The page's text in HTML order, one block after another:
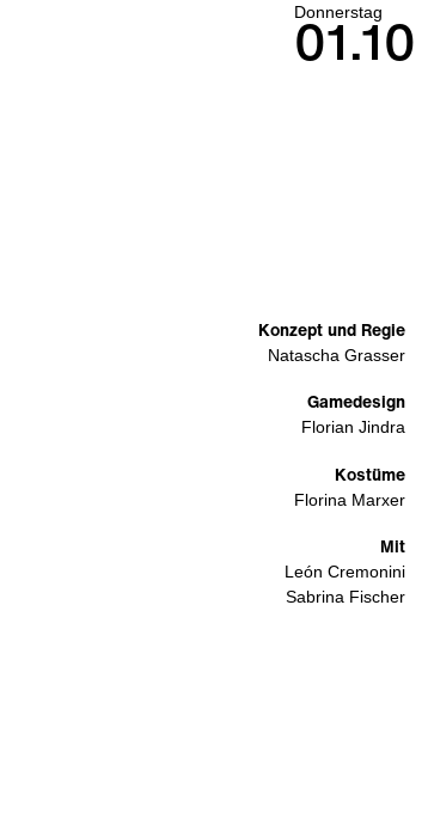
Donnerstag
01.10
Konzept und Regie
Natascha Grasser
Gamedesign
Florian Jindra
Kostüme
Florina Marxer
Mit
León Cremonini
Sabrina Fischer